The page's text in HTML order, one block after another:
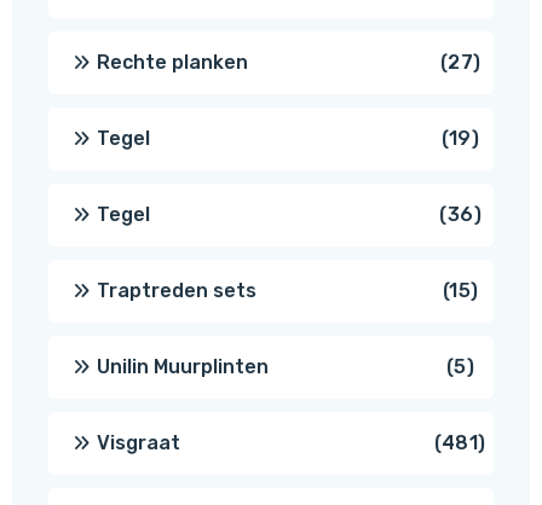
Rechte planken 2727
Tegel 1919
Tegel 3636
Traptreden sets 1515
Unilin Muurplinten 55
Visgraat 481481